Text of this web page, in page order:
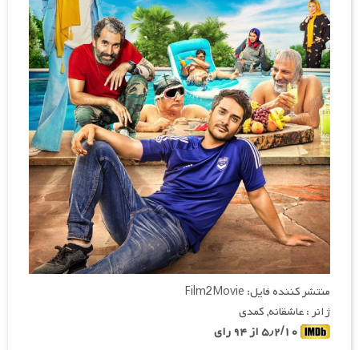
منتشر کننده فایل: Film2Movie
ژانر : عاشقانه, کمدی